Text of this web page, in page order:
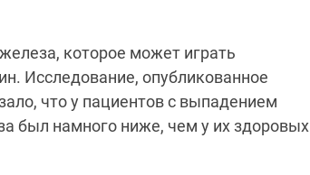
которое может играть
Исследование, опубликованное
что у пациентов с выпадением
был намного ниже, чем у их здоровых